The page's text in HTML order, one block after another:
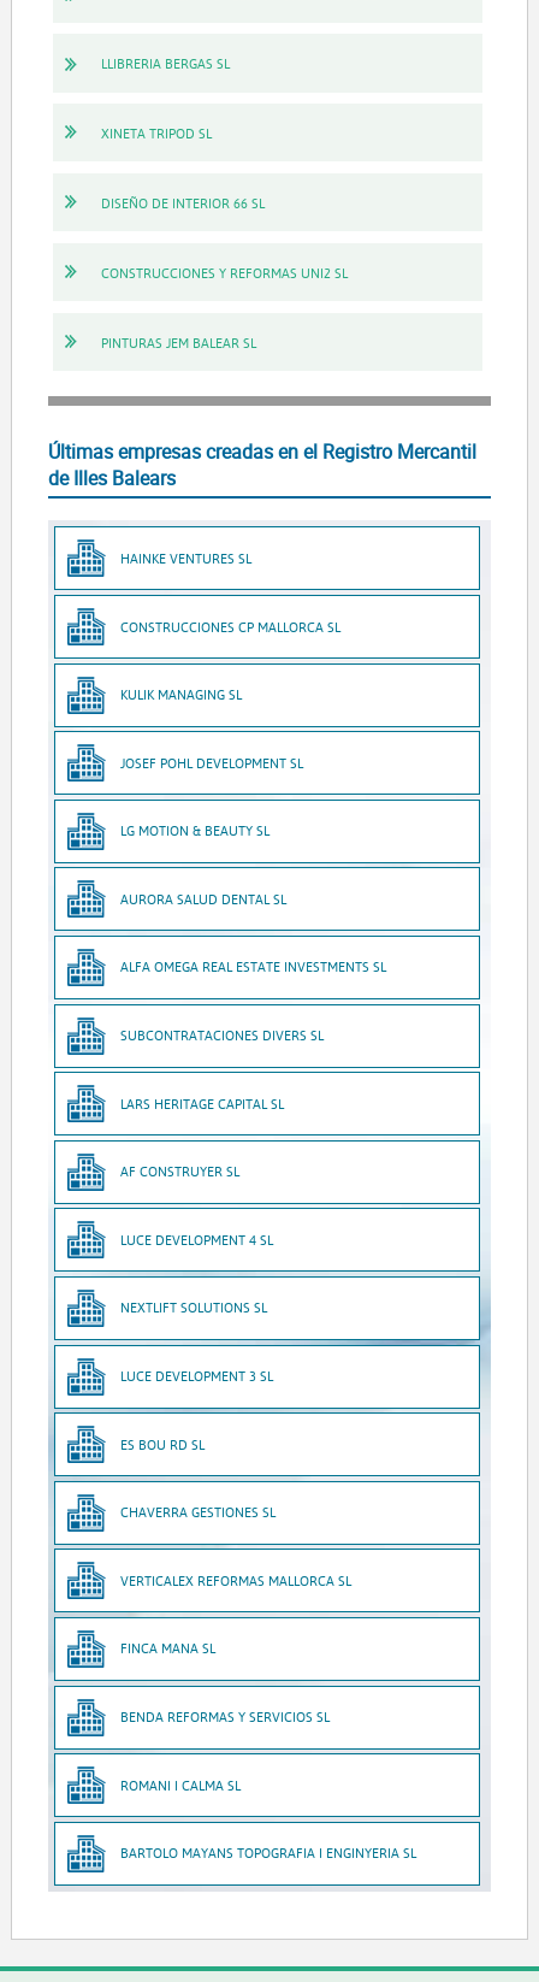
LLIBRERIA BERGAS SL
XINETA TRIPOD SL
DISEÑO DE INTERIOR 66 SL
CONSTRUCCIONES Y REFORMAS UNI2 SL
PINTURAS JEM BALEAR SL
Últimas empresas creadas en el Registro Mercantil
de Illes Balears
HAINKE VENTURES SL
CONSTRUCCIONES CP MALLORCA SL
KULIK MANAGING SL
JOSEF POHL DEVELOPMENT SL
LG MOTION & BEAUTY SL
AURORA SALUD DENTAL SL
ALFA OMEGA REAL ESTATE INVESTMENTS SL
SUBCONTRATACIONES DIVERS SL
LARS HERITAGE CAPITAL SL
AF CONSTRUYER SL
LUCE DEVELOPMENT 4 SL
NEXTLIFT SOLUTIONS SL
LUCE DEVELOPMENT 3 SL
ES BOU RD SL
CHAVERRA GESTIONES SL
VERTICALEX REFORMAS MALLORCA SL
FINCA MANA SL
BENDA REFORMAS Y SERVICIOS SL
ROMANI I CALMA SL
BARTOLO MAYANS TOPOGRAFIA I ENGINYERIA SL